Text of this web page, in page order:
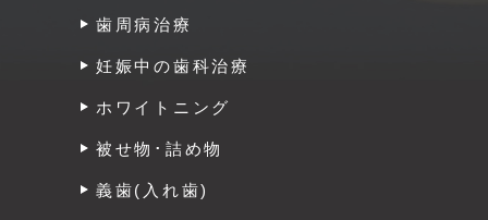
歯周病治療
妊娠中の歯科治療
ホワイトニング
被せ物･詰め物
義歯(入れ歯)